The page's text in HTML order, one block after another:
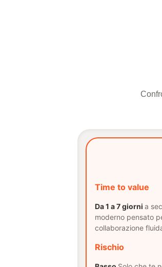
Time to value
Da 1 a 7 giorni a
moderno pensato
collaborazione
Rischio